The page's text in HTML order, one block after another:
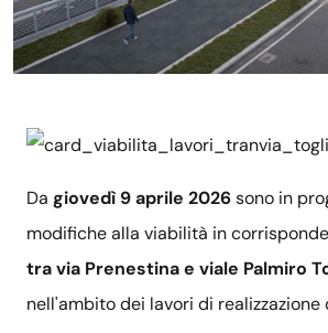
Da giovedì 9 aprile 2026sono in
modifiche alla viabilità in
tra via Prenestina e viale Palmiro
nell'ambito dei lavori di realizzazione